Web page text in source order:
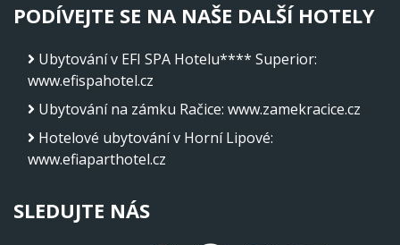
PODÍVEJTE SE NA NAŠE DALŠÍ HOTELY
Ubytování v EFI SPA Hotelu**** Superior:
www.efispahotel.cz
Ubytování na zámku Račice: www.zamekracice.cz
Hotelové ubytování v Horní Lipové:
www.efiaparthotel.cz
SLEDUJTE NÁS